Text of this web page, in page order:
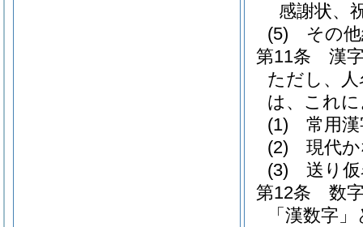
感謝状、
(5)
その
第11条
漢
ただし、
は、これ
(1)
常用
(2)
現代
(3)
送り
第12条
数
「漢数字